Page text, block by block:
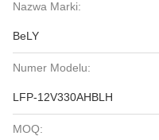
Nazwa Marki:
BeLY
Numer Modelu:
LFP-12V330AHBLH
MOQ: